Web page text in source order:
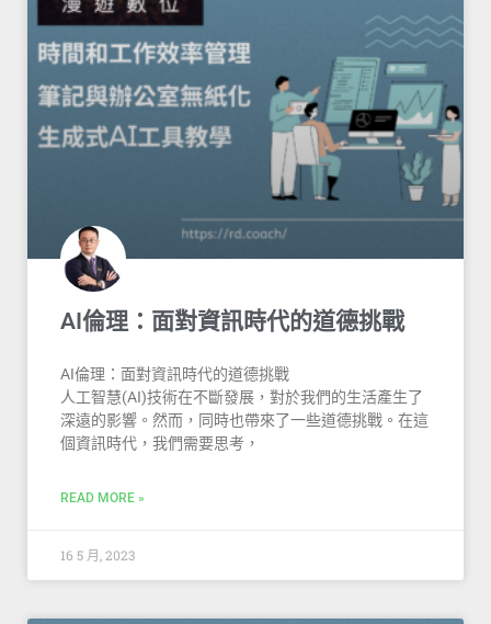
AI倫理：面對資訊時代的道德挑戰
AI倫理：面對資訊時代的道德挑戰
人工智慧(AI)技術在不斷發展，對於我們的生活產生了
深遠的影響。然而，同時也帶來了一些道德挑戰。在這
個資訊時代，我們需要思考，
READ MORE »
16 5 月, 2023